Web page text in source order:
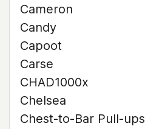
Cameron
Candy
Capoot
Carse
CHAD1000x
Chelsea
Chest-to-Bar Pull-ups